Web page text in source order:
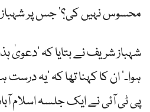
محسوس نہیں کی؟‘ جس پر شہباز
پی ٹی آئی نے ایک جلسہ اسلام